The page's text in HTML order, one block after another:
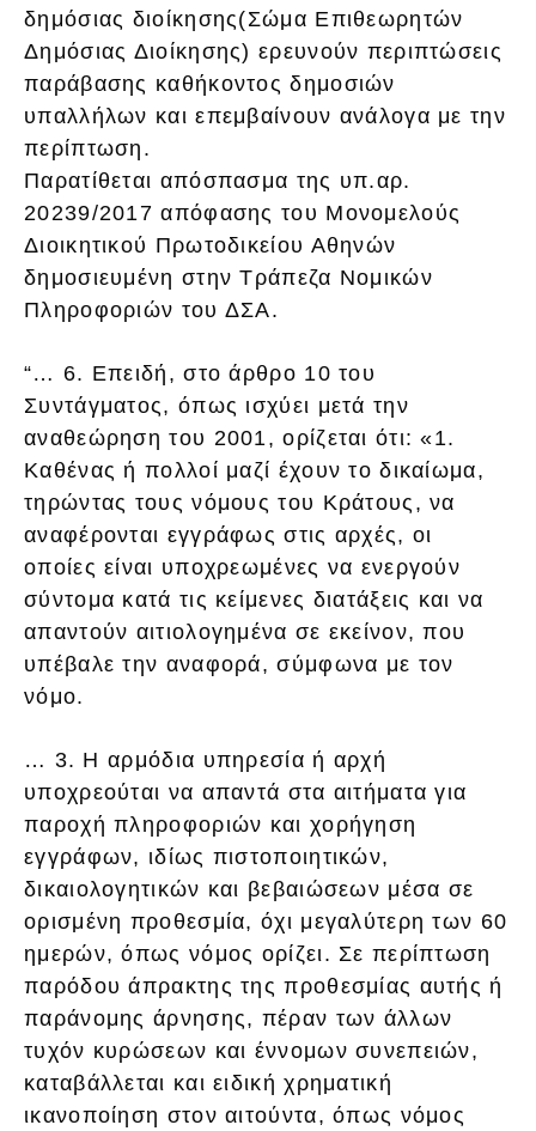
δημόσιας διοίκησης(Σώμα Επιθεωρητών
Δημόσιας Διοίκησης) ερευνούν περιπτώσεις
παράβασης καθήκοντος δημοσιών
υπαλλήλων και επεμβαίνουν ανάλογα με την
περίπτωση.
Παρατίθεται απόσπασμα της υπ.αρ.
20239/2017 απόφασης του Μονομελούς
Διοικητικού Πρωτοδικείου Αθηνών
δημοσιευμένη στην Τράπεζα Νομικών
Πληροφοριών του ΔΣΑ.
“… 6. Επειδή, στο άρθρο 10 του
Συντάγματος, όπως ισχύει μετά την
αναθεώρηση του 2001, ορίζεται ότι: «1.
Καθένας ή πολλοί μαζί έχουν το δικαίωμα,
τηρώντας τους νόμους του Κράτους, να
αναφέρονται εγγράφως στις αρχές, οι
οποίες είναι υποχρεωμένες να ενεργούν
σύντομα κατά τις κείμενες διατάξεις και να
απαντούν αιτιολογημένα σε εκείνον, που
υπέβαλε την αναφορά, σύμφωνα με τον
νόμο.
… 3. Η αρμόδια υπηρεσία ή αρχή
υποχρεούται να απαντά στα αιτήματα για
παροχή πληροφοριών και χορήγηση
εγγράφων, ιδίως πιστοποιητικών,
δικαιολογητικών και βεβαιώσεων μέσα σε
ορισμένη προθεσμία, όχι μεγαλύτερη των 60
ημερών, όπως νόμος ορίζει. Σε περίπτωση
παρόδου άπρακτης της προθεσμίας αυτής ή
παράνομης άρνησης, πέραν των άλλων
τυχόν κυρώσεων και έννομων συνεπειών,
καταβάλλεται και ειδική χρηματική
ικανοποίηση στον αιτούντα, όπως νόμος